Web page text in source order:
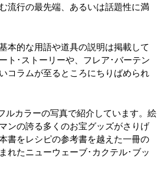
流行の最先端、あるいは話題性に満
本的な用語や道具の説明は掲載して
ト･ストーリーや、フレア･バーテン
コラムが至るところにちりばめられ
ルカラーの写真で紹介しています。絵
ンの誇る多くのお宝グッズがさりげ
書をレシピの参考書を越えた一冊の
れたニューウェーブ･カクテル･ブッ